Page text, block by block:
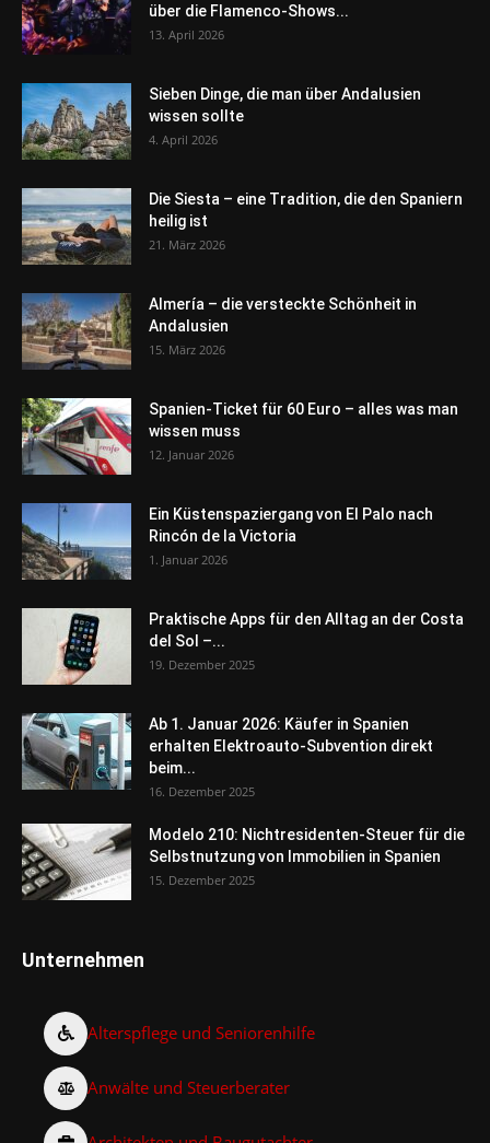
über die Flamenco-Shows...
13. April 2026
Sieben Dinge, die man über Andalusien
wissen sollte
4. April 2026
Die Siesta – eine Tradition, die den Spaniern
heilig ist
21. März 2026
Almería – die versteckte Schönheit in
Andalusien
15. März 2026
Spanien-Ticket für 60 Euro – alles was man
wissen muss
12. Januar 2026
Ein Küstenspaziergang von El Palo nach
Rincón de la Victoria
1. Januar 2026
Praktische Apps für den Alltag an der Costa
del Sol –...
19. Dezember 2025
Ab 1. Januar 2026: Käufer in Spanien
erhalten Elektroauto-Subvention direkt
beim...
16. Dezember 2025
Modelo 210: Nichtresidenten-Steuer für die
Selbstnutzung von Immobilien in Spanien
15. Dezember 2025
Unternehmen
Alterspflege und Seniorenhilfe
Anwälte und Steuerberater